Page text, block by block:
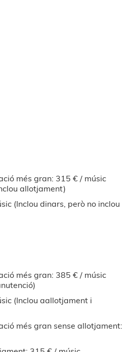
més gran: 315 € / músic
allotjament)
(Inclou dinars, però no inclou
més gran: 385 € / músic
(Inclou aallotjament i
més gran sense allotjament: